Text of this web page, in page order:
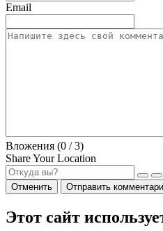
Email
Вложения (0 / 3)
Share Your Location
Отменить Отправить
Этот сайт